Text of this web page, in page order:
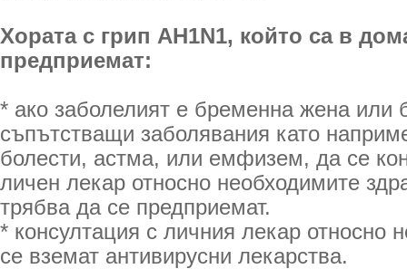
Хората с грип АH1N1, който са в
предприемат:
* ако заболелият е бременна жена или
съпътстващи заболявания като
болести, астма, или емфизем, да се
личен лекар относно необходимите
трябва да се предприемат.
* консултация с личния лекар относно
се вземат антивирусни лекарства.